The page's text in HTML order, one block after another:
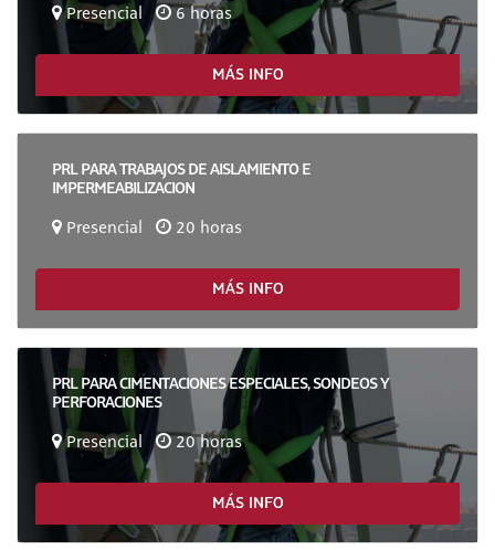
Presencial 6 horas
MÁS INFO
PRL PARA TRABAJOS DE AISLAMIENTO E
IMPERMEABILIZACION
Presencial 20 horas
MÁS INFO
PRL PARA CIMENTACIONES ESPECIALES, SONDEOS Y
PERFORACIONES
Presencial 20 horas
MÁS INFO